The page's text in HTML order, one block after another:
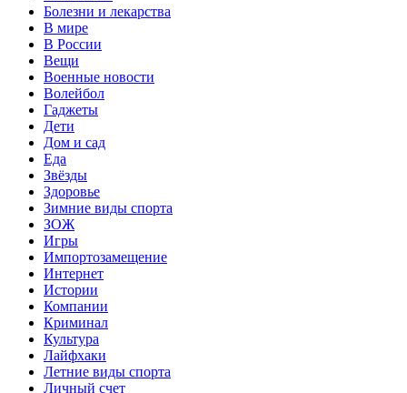
Болезни и лекарства
В мире
В России
Вещи
Военные новости
Волейбол
Гаджеты
Дети
Дом и сад
Еда
Звёзды
Здоровье
Зимние виды спорта
ЗОЖ
Игры
Импортозамещение
Интернет
Истории
Компании
Криминал
Культура
Лайфхаки
Летние виды спорта
Личный счет